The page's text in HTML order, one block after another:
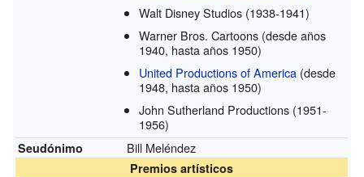
Walt Disney Studios (1938-1941)
Warner Bros. Cartoons (desde años
1940, hasta años 1950)
United Productions of America (desde
1948, hasta años 1950)
John Sutherland Productions (1951-
1956)
Seudónimo Bill Meléndez
Premios artísticos